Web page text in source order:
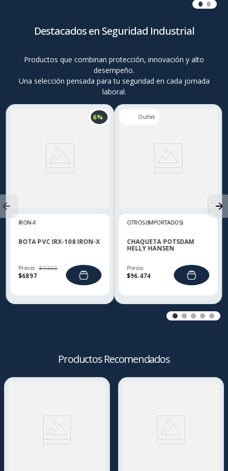
Destacados en Seguridad Industrial
Productos que combinan protección, innovación y alto
desempeño.
Una selección pensada para tu seguridad en cada jornada
laboral.
6 %
IRON-X
BOTA PVC IRX-108 IRON-X
Precio:
$6897
$7303
OTROS (IMPORTADOS)
CHAQUETA POTSDAM
HELLY HANSEN
Precio:
$96.474
Productos Recomendados